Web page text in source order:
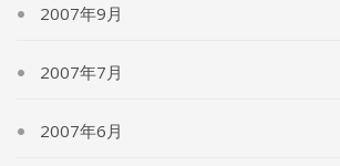
2007年9月
2007年7月
2007年6月